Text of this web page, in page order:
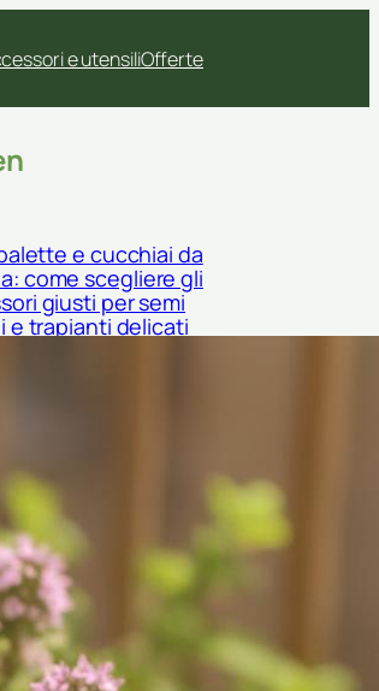
e utensiliOfferte
e cucchiai da
come scegliere gli
giusti per semi
e trapianti delicati
scegliere un misuratore
di salinità del terreno
e giardino in piena